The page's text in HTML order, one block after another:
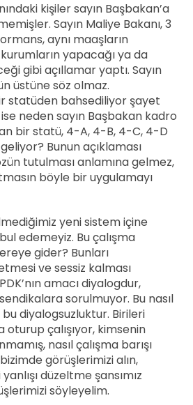
kişiler sayın Başbakan’a
Sayın Maliye Bakanı, 3
aynı maaşların
kurumların yapacağı ya da
gibi açıllamar yaptı. Sayın
üstüne söz olmaz.
statüden bahsediliyor şayet
neden sayın Başbakan kadro
bir statü, 4-A, 4-B, 4-C, 4-D
Bunun açıklaması
tutulması anlamına gelmez,
böyle bir uygulamayı
yeni sistem içine
edemeyiz. Bu çalışma
gider? Bunları
ve sessiz kalması
amacı diyalogdur,
sorulmuyor. Bu nasıl
diyalogsuzluktur. Birileri
oturup çalışıyor, kimsenin
nasıl çalışma barışı
görüşlerimizi alın,
düzeltme şansımız
söyleyelim.